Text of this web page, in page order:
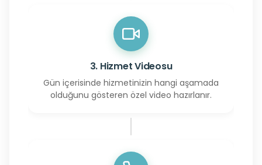
3. Hizmet Videosu
Gün içerisinde hizmetinizin hangi aşamada
olduğunu gösteren özel video hazırlanır.